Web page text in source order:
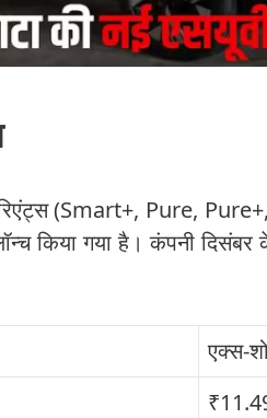
(Smart+, Pure,
किया गया है। कंपनी दिसंबर
एक्स-